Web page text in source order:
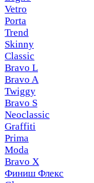
Vetro
Porta
Trend
Skinny
Classic
Bravo L
Bravo A
Twiggy
Bravo S
Neoclassic
Graffiti
Prima
Moda
Bravo X
Финиш Флекс